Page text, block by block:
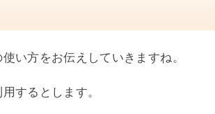
い方をお伝えしていきますね。
するとします。